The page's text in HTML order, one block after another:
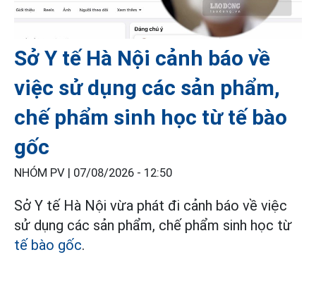
Sở Y tế Hà Nội cảnh báo về
việc sử dụng các sản phẩm,
chế phẩm sinh học từ tế bào
gốc
NHÓM PV | 07/08/2026 - 12:50
Sở Y tế Hà Nội vừa phát đi cảnh báo về việc
sử dụng các sản phẩm, chế phẩm sinh học từ
tế bào gốc.